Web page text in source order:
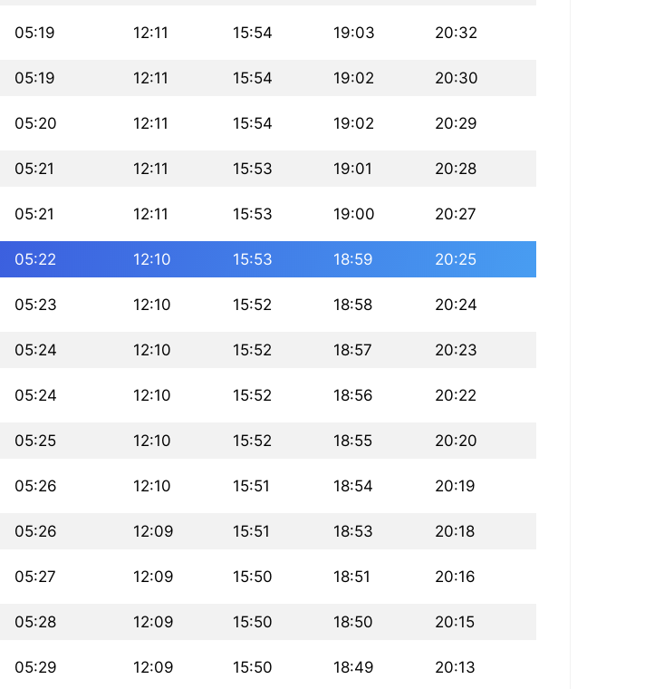
05:19 12:11 15:54 19:03 20:32
05:19 12:11 15:54 19:02 20:30
05:20 12:11 15:54 19:02 20:29
05:21 12:11 15:53 19:01 20:28
05:21 12:11 15:53 19:00 20:27
05:22 12:10 15:53 18:59 20:25
05:23 12:10 15:52 18:58 20:24
05:24 12:10 15:52 18:57 20:23
05:24 12:10 15:52 18:56 20:22
05:25 12:10 15:52 18:55 20:20
05:26 12:10 15:51 18:54 20:19
05:26 12:09 15:51 18:53 20:18
05:27 12:09 15:50 18:51 20:16
05:28 12:09 15:50 18:50 20:15
05:29 12:09 15:50 18:49 20:13